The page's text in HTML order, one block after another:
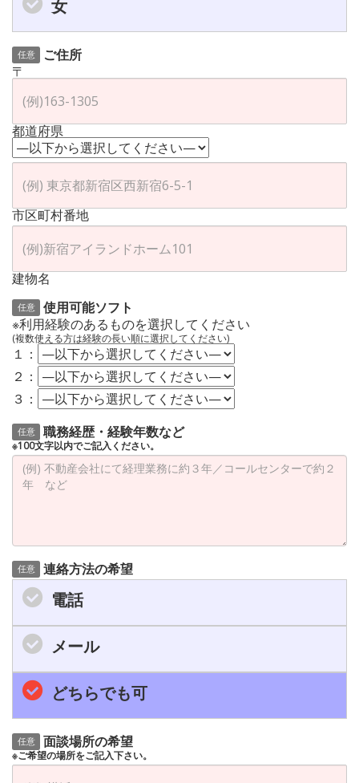
女
任意
ご住所
〒
都道府県
市区町村番地
建物名
任意
使用可能ソフト
※利用経験のあるものを選択してください
(複数使える方は経験の長い順に選択してください)
１：
２：
３：
任意 職務経歴・経験年数など
※100文字以内でご記入ください。
任意 連絡方法の希望
電話
メール
どちらでも可
任意 面談場所の希望
※ご希望の場所をご記入下さい。